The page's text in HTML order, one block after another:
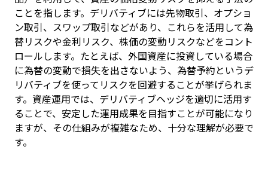
ことを指します。デリバティブには先物取引、オプショ
ン取引、スワップ取引などがあり、これらを活用して為
替リスクや金利リスク、株価の変動リスクなどをコント
ロールします。たとえば、外国資産に投資している場合
に為替の変動で損失を出さないよう、為替予約というデ
リバティブを使ってリスクを回避することが挙げられま
す。資産運用では、デリバティブヘッジを適切に活用す
ることで、安定した運用成果を目指すことが可能になり
ますが、その仕組みが複雑なため、十分な理解が必要で
す。